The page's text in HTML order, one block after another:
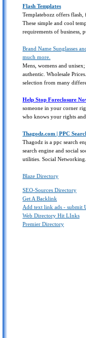
Flash Templates
Templatebozz offers flash,
These simple and cool
requirements of business,
Brand Name Sunglasses
much more.
Mens, womens and
authentic. Wholesale
selection from many
Help Stop Foreclosure
someone in your corner
who knows your rights
Thagodz.com | PPC
Thagodz is a ppc search
search engine and social
utilities. Social
Blaze Directory
SEO-Sources Directory
Get A Backlink
Add text link ads - submit
Web Directory Hit LInks
Premier Directory